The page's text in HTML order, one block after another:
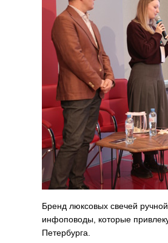
Бренд люксовых свечей
инфоповоды, которые
Петербурга.